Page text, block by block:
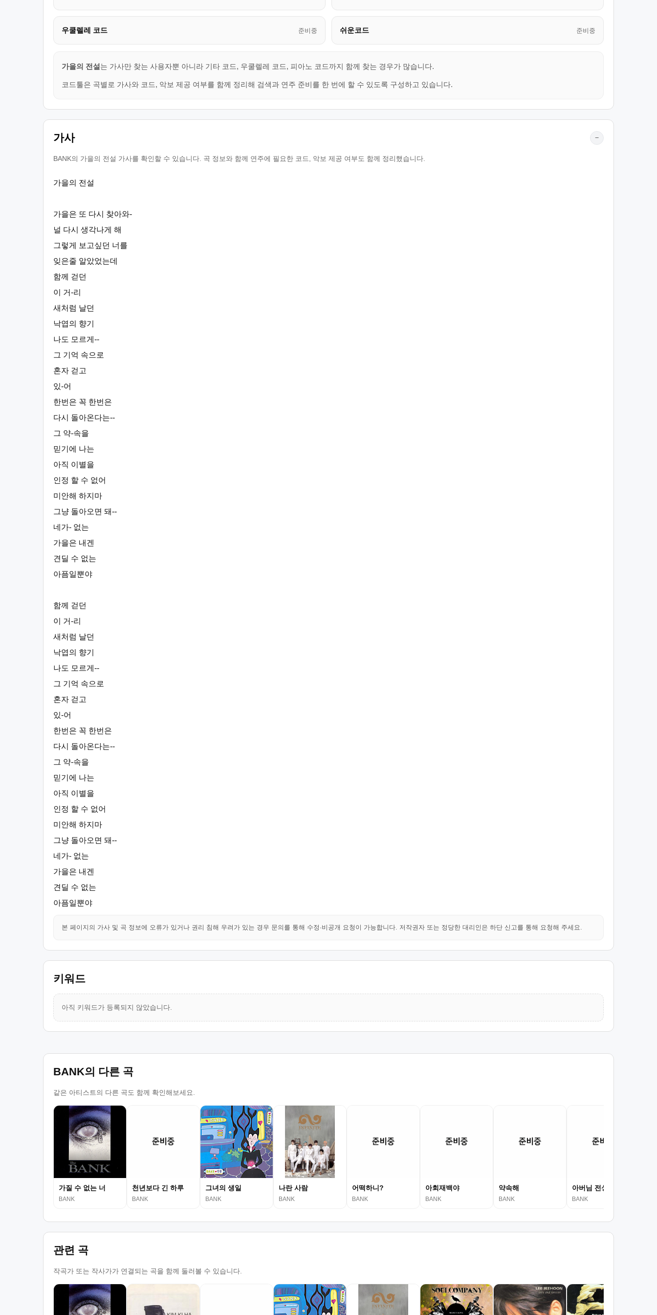
우쿨렐레 코드 준비중 쉬운코드 준비중
가을의 전설는 가사만 찾는 사용자뿐 아니라 기타 코드, 우쿨렐레 코드, 피아노 코드까지 함께 찾는 경우가 많습니다.
코드툴은 곡별로 가사와 코드, 악보 제공 여부를 함께 정리해 검색과 연주 준비를 한 번에 할 수 있도록 구성하고 있습니다.
가사 −
BANK의 가을의 전설 가사를 확인할 수 있습니다. 곡 정보와 함께 연주에 필요한 코드, 악보 제공 여부도 함께 정리했습니다.
가을의 전설
가을은 또 다시 찾아와-
널 다시 생각나게 해
그렇게 보고싶던 너를
잊은줄 알았었는데
함께 걷던
이 거-리
새처럼 날던
낙엽의 향기
나도 모르게--
그 기억 속으로
혼자 걷고
있-어
한번은 꼭 한번은
다시 돌아온다는--
그 약-속을
믿기에 나는
아직 이별을
인정 할 수 없어
미안해 하지마
그냥 돌아오면 돼--
네가- 없는
가을은 내겐
견딜 수 없는
아픔일뿐야
함께 걷던
이 거-리
새처럼 날던
낙엽의 향기
나도 모르게--
그 기억 속으로
혼자 걷고
있-어
한번은 꼭 한번은
다시 돌아온다는--
그 약-속을
믿기에 나는
아직 이별을
인정 할 수 없어
미안해 하지마
그냥 돌아오면 돼--
네가- 없는
가을은 내겐
견딜 수 없는
아픔일뿐야
본 페이지의 가사 및 곡 정보에 오류가 있거나 권리 침해 우려가 있는 경우 문의를 통해 수정·비공개 요청이 가능합니다. 저작권자 또는 정당한 대리인은 하단 신고를 통해 요청해 주세요.
키워드
아직 키워드가 등록되지 않았습니다.
BANK의 다른 곡
같은 아티스트의 다른 곡도 함께 확인해보세요.
가질 수 없는 너
BANK
천년보다 긴 하루
BANK
그녀의 생일
BANK
나란 사람
BANK
어떡하니?
BANK
아회재백야
BANK
약속해
BANK
아버님 전상서
BANK
관련 곡
작곡가 또는 작사가가 연결되는 곡을 함께 둘러볼 수 있습니다.